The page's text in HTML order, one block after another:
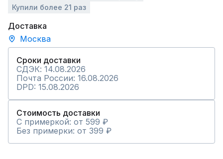
Купили более 21 раз
Доставка
Москва
Сроки доставки
СДЭК: 14.08.2026
Почта России: 16.08.2026
DPD: 15.08.2026
Стоимость доставки
С примеркой: от 599 ₽
Без примерки: от 399 ₽